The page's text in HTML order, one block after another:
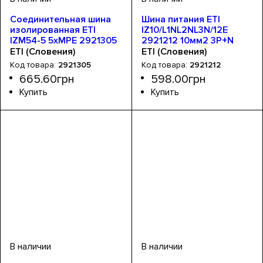
Соединительная шина
изолированная ETI
IZM54-5 5хМРЕ 2921305
к 40А+Б.К. или
5хMS+Б.К. или 5хMSP0
ETI (Словения)
2921305
665.60грн
Устройство: шина
Тип шин: вилочные
Номинальный ток, А: 63
Серия: IZM
Шина питания ETI
IZ10/L1NL2NL3N/12E
2921212 10мм2 3P+N
0.22м Fork 12mod
ETI (Словения)
2921212
598.00грн
Устройство: шина
Тип шин: вилочные
Номинальный ток, А: 63
Серия: IZ